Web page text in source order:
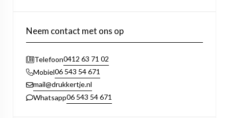
Neem contact met ons op
Telefoon0412 63 71 02
Mobiel06 543 54 671
mail@drukkertje.nl
Whatsapp06 543 54 671